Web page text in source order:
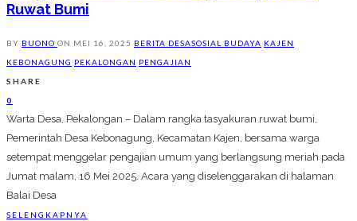
Ruwat Bumi
BY BUONO ON MEI 16, 2025 BERITA DESASOSIAL BUDAYA KAJEN
KEBONAGUNG PEKALONGAN PENGAJIAN
SHARE
0
Warta Desa, Pekalongan – Dalam rangka tasyakuran ruwat bumi,
Pemerintah Desa Kebonagung, Kecamatan Kajen, bersama warga
setempat menggelar pengajian umum yang berlangsung meriah pada
Jumat malam, 16 Mei 2025. Acara yang diselenggarakan di halaman
Balai Desa
SELENGKAPNYA